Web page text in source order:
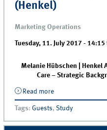
(Henkel)
Marketing Operations
Tuesday, 11. July 2017 - 14:15
Melanie Hübschen | Henkel
Care – Strategic
Read moreabout Guest
Tags: Guests, Study